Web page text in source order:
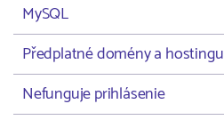
MySQL
Předplatné domény a hostingu
Nefunguje prihlásenie